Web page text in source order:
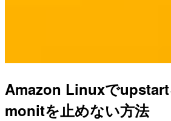
Amazon Linuxでupstart
monitを止めない方法